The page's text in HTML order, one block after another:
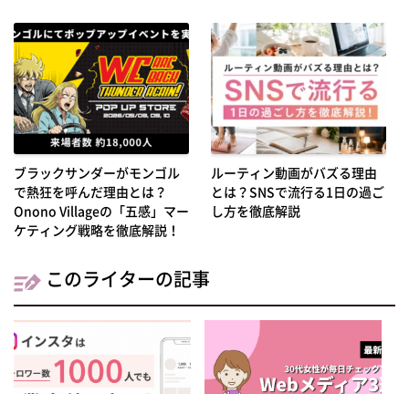
ブラックサンダーがモンゴル
で熱狂を呼んだ理由とは？
Onono Villageの「五感」マー
ケティング戦略を徹底解説！
ルーティン動画がバズる理由
とは？SNSで流行る1日の過ご
し方を徹底解説
このライターの記事